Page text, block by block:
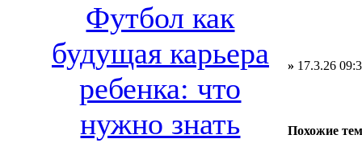
Футбол как
будущая карьера
ребенка: что
нужно знать
» 17.3.26
Похожие